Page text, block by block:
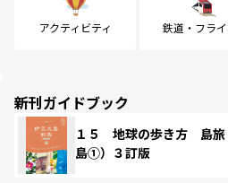
アクティビティ 鉄道・フライ
新刊ガイドブック
１５ 地球の歩き方 島
島①）３訂版